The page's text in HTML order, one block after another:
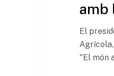
amb
El
"El món